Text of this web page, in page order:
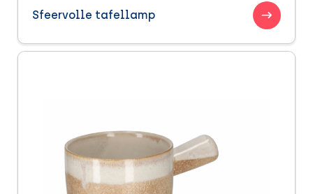
Sfeervolle tafellamp